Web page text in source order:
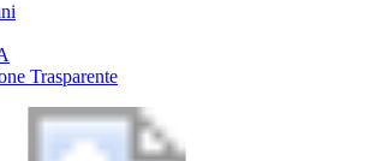
Trasparente